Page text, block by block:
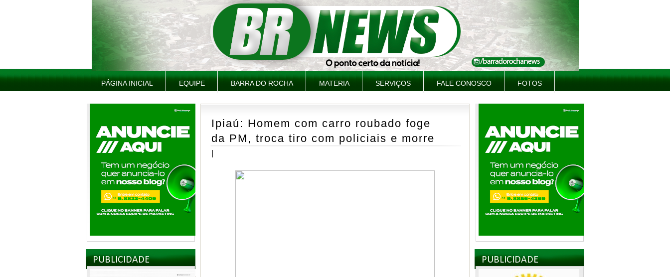
PÁGINA INICIAL EQUIPE BARRA DO ROCHA MATERIA SERVIÇOS FALE CONOSCO FOTOS
PUBLICIDADE
Ipiaú: Homem com carro roubado foge
da PM, troca tiro com policiais e morre
PUBLICIDADE